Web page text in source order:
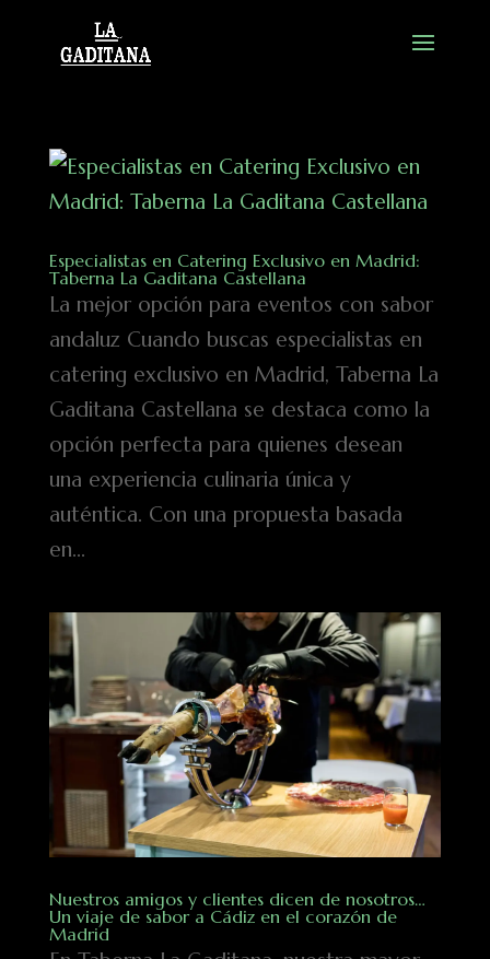
Especialistas en Catering Exclusivo en Madrid:
Taberna La Gaditana Castellana
La mejor opción para eventos con sabor
andaluz Cuando buscas especialistas en
catering exclusivo en Madrid, Taberna La
Gaditana Castellana se destaca como la
opción perfecta para quienes desean
una experiencia culinaria única y
auténtica. Con una propuesta basada
en...
Nuestros amigos y clientes dicen de nosotros…
Un viaje de sabor a Cádiz en el corazón de
Madrid